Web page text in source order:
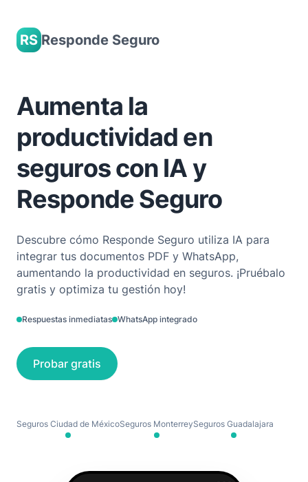
content
RS Responde Seguro
Aumenta la
productividad en
seguros con IA y
Responde Seguro
Descubre cómo Responde Seguro utiliza IA para
integrar tus documentos PDF y WhatsApp,
aumentando la productividad en seguros. ¡Pruébalo
gratis y optimiza tu gestión hoy!
Respuestas inmediatas WhatsApp integrado
Probar gratis
Seguros Ciudad de MéxicoSeguros MonterreySeguros Guadalajara